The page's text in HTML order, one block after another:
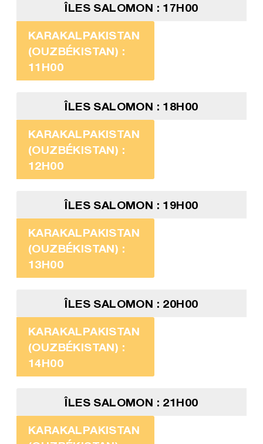
ÎLES SALOMON : 17H00
KARAKALPAKISTAN
(OUZBÉKISTAN) :
11H00
ÎLES SALOMON : 18H00
KARAKALPAKISTAN
(OUZBÉKISTAN) :
12H00
ÎLES SALOMON : 19H00
KARAKALPAKISTAN
(OUZBÉKISTAN) :
13H00
ÎLES SALOMON : 20H00
KARAKALPAKISTAN
(OUZBÉKISTAN) :
14H00
ÎLES SALOMON : 21H00
KARAKALPAKISTAN